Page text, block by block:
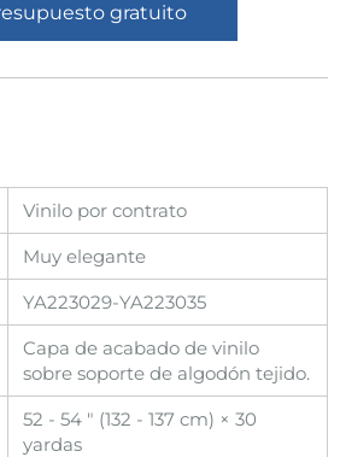
gratuito
Vinilo por contrato
Muy elegante
YA223029-YA223035
Capa de acabado de vinilo
sobre soporte de algodón tejido.
52 - 54 " (132 - 137 cm) × 30
yardas